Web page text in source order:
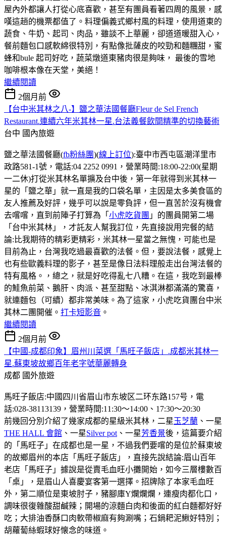
屋內外都讓人打從心底喜歡，甚至有團員看著四周的風景，感
嘆這趟的機票都值了。料理偏義式鄉村風的料理，使用道東的
蔬食、牛奶、起司、肉品，雖談不上華麗，卻道道暖甜入心，
餐前麵包口感軟綿很特別，有點像批薩皮的咬勁和麵糰甜，蜜
蜂和bule 起司好吃，蔬菜燉道東豬肉很是夠味， 最後的雪地
咖啡根本像在天堂，美絕！
繼續閱讀
2個月前
【台中米其林之八-】鹽之華法國餐廳Fleur de Sel French
Restaurant.連續六年米其林一星.台法義餐飲間精準的切換藝術
台中 國內旅遊
鹽之華法國餐廳(fb粉絲團)(線上訂位):臺中市西屯區潮洋里市
政路581-1號，電話:04 2252 0991，營業時間:18:00-22:00(星期
一二休)打從米其林名單擴及台中後，第一年就得到米其林一
星的「鹽之華」就一直是我的口袋名單，主因是太多美食區的
友人推薦及好評，幾乎可以說是零負評，但一直苦於沒有機會
去嚐嚐，直到前陣子打算為「 小虎吃貨團 」的團員開第二場
「台中米其林」，才託友人幫我訂位，先直接說用完餐的結
論:比我期待的精彩更精彩，米其林一星當之無愧，可能也是
目前為止，台灣我吃過最喜歡的法餐。但，要說法餐，感覺上
也有些歐義料理的影子，甚至是像日法料理般走出台灣法餐的
特有風格。，總之，就是好吃得亂七八糟。在這，我吃到最棒
的鮭魚前菜、鵝肝、肉派、甚至甜點、冰淇淋都滿滿的驚喜，
就連麵包（可續）都非常美味。為了這家，小虎吃貨團台中米
其林二團開催。 打卡短影音 。
繼續閱讀
2個月前
【中國-成都印象】眉州川菜選「馬旺子飯店」.成都米其林一
星.蘇東坡故鄉百年老字號華麗轉身
成都 國外旅遊
馬旺子飯店:中國四川省眉山市东坡区二环东路157号，電
話:028-38113139，營業時間:11:30〜14:00、17:30〜20:30
前幾回分別介紹了幾家成都的星級米其林，二星 玉芝蘭 、一星
THE HALL 會館 、一星Silver pot 、一星芳香景後，這篇要介紹
的「馬旺子」在成都也是一星，不過我們要嚐的是位於蘇東坡
的故鄉眉州的本店「馬旺子飯店」，直接先說結論:眉山百年
老店「馬旺子」據說是從賣毛血旺小攤開始，如今三層樓數百
「桌」，是眉山人喜慶宴客第一選擇。招牌除了本家毛血旺
外，第二順位是東坡肘子，豬腳庫Y爛爛爛，連瘦肉都化口，
調味很復雜酸甜鹹辣；開場的涼麵白肉和後面的紅白麵都好好
吃；大排油香酥口肉軟帶椒麻有夠涮嘴；石鍋耙泥鰍好特別；
胡蘿蔔絲蝦球好懐念的味道。